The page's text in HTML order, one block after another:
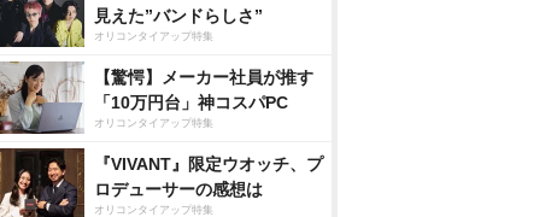
見えた”バンドらしさ”
オリコンタイアップ特集
【驚愕】メーカー社員が推す
「10万円台」神コスパPC
オリコンタイアップ特集
『VIVANT』限定ウオッチ、プ
ロデューサーの感想は
オリコンタイアップ特集